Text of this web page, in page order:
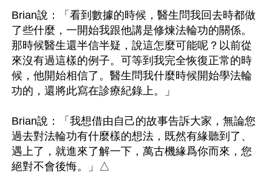
Brian說：「看到數據的時候，醫生問我回去時都做
了些什麼，一開始我跟他講是修煉法輪功的關係。
那時候醫生還半信半疑，說這怎麼可能呢？以前從
來沒有過這樣的例子。可等到我完全恢復正常的時
候，他開始相信了。醫生問我什麼時候開始學法輪
功的，還將此寫在診療紀錄上。」
Brian說：「我想借由自己的故事告訴大家，無論您
過去對法輪功有什麼樣的想法，既然有緣聽到了、
遇上了，就進來了解一下，萬古機緣爲你而來，您